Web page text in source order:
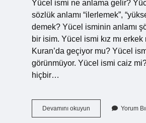
Yücel ismi ne anlama gelir?
sözlük anlamı “ilerlemek”,
demek? Yücel isminin anlamı
bir isim. Yücel ismi kız mı
Kuran’da geçiyor mu? Yücel
görünmüyor. Yücel ismi caiz
hiçbir…
Devamını okuyun
Ismi
Yorum